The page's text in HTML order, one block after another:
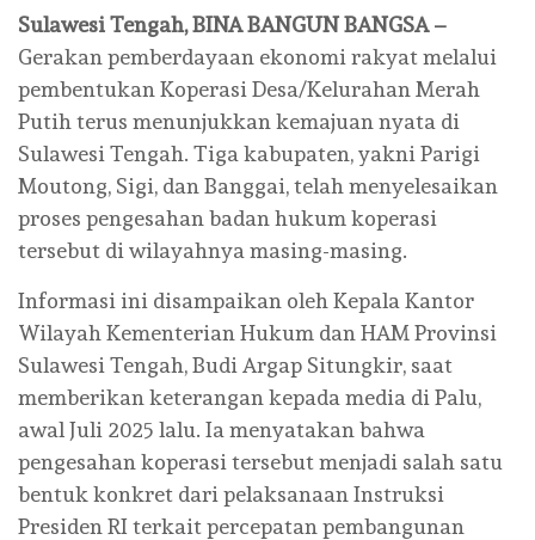
Sulawesi Tengah, BINA BANGUN BANGSA –
Gerakan pemberdayaan ekonomi rakyat melalui
pembentukan Koperasi Desa/Kelurahan Merah
Putih terus menunjukkan kemajuan nyata di
Sulawesi Tengah. Tiga kabupaten, yakni Parigi
Moutong, Sigi, dan Banggai, telah menyelesaikan
proses pengesahan badan hukum koperasi
tersebut di wilayahnya masing-masing.
Informasi ini disampaikan oleh Kepala Kantor
Wilayah Kementerian Hukum dan HAM Provinsi
Sulawesi Tengah, Budi Argap Situngkir, saat
memberikan keterangan kepada media di Palu,
awal Juli 2025 lalu. Ia menyatakan bahwa
pengesahan koperasi tersebut menjadi salah satu
bentuk konkret dari pelaksanaan Instruksi
Presiden RI terkait percepatan pembangunan